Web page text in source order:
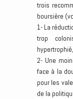
trois
boursière
1- La
trop
2- Une
face à la
pour les
de la